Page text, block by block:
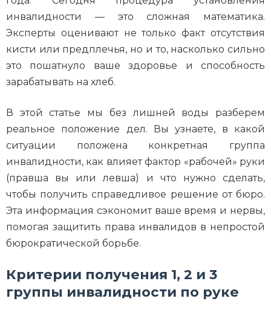
инвалидности — это сложная математика.
Эксперты оценивают не только факт отсутствия
кисти или предплечья, но и то, насколько сильно
это пошатнуло ваше здоровье и способность
зарабатывать на хлеб.
В этой статье мы без лишней воды разберем
реальное положение дел. Вы узнаете, в какой
ситуации положена конкретная группа
инвалидности, как влияет фактор «рабочей» руки
(правша вы или левша) и что нужно сделать,
чтобы получить справедливое решение от бюро.
Эта информация сэкономит ваше время и нервы,
помогая защитить права инвалидов в непростой
бюрократической борьбе.
Критерии получения 1, 2 и 3
группы инвалидности по руке